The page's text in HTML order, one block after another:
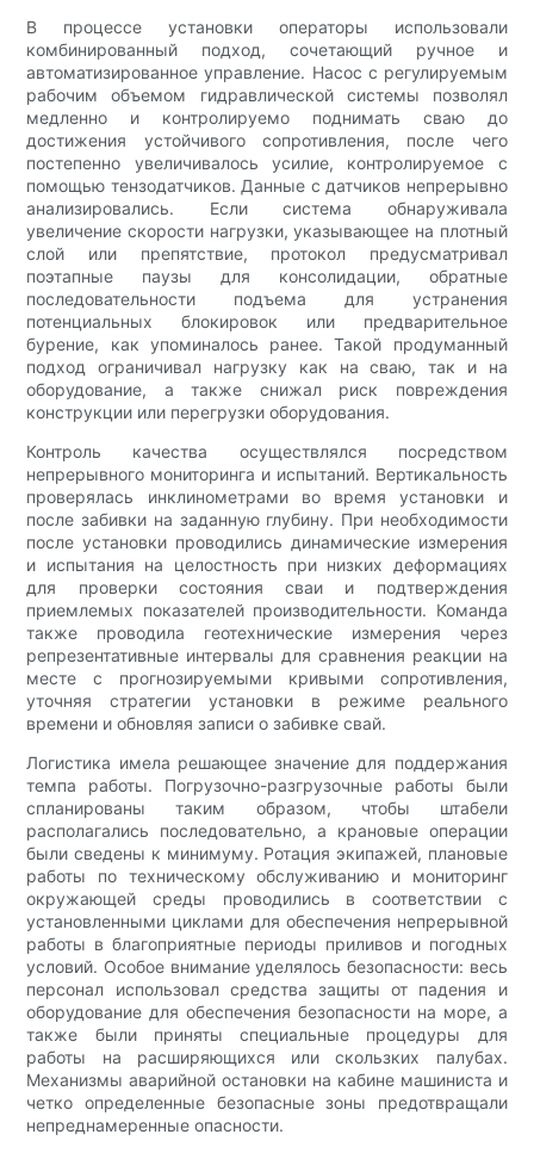
В процессе установки операторы использовали
комбинированный подход, сочетающий ручное и
автоматизированное управление. Насос с регулируемым
рабочим объемом гидравлической системы позволял
медленно и контролируемо поднимать сваю до
достижения устойчивого сопротивления, после чего
постепенно увеличивалось усилие, контролируемое с
помощью тензодатчиков. Данные с датчиков непрерывно
анализировались. Если система обнаруживала
увеличение скорости нагрузки, указывающее на плотный
слой или препятствие, протокол предусматривал
поэтапные паузы для консолидации, обратные
последовательности подъема для устранения
потенциальных блокировок или предварительное
бурение, как упоминалось ранее. Такой продуманный
подход ограничивал нагрузку как на сваю, так и на
оборудование, а также снижал риск повреждения
конструкции или перегрузки оборудования.
Контроль качества осуществлялся посредством
непрерывного мониторинга и испытаний. Вертикальность
проверялась инклинометрами во время установки и
после забивки на заданную глубину. При необходимости
после установки проводились динамические измерения
и испытания на целостность при низких деформациях
для проверки состояния сваи и подтверждения
приемлемых показателей производительности. Команда
также проводила геотехнические измерения через
репрезентативные интервалы для сравнения реакции на
месте с прогнозируемыми кривыми сопротивления,
уточняя стратегии установки в режиме реального
времени и обновляя записи о забивке свай.
Логистика имела решающее значение для поддержания
темпа работы. Погрузочно-разгрузочные работы были
спланированы таким образом, чтобы штабели
располагались последовательно, а крановые операции
были сведены к минимуму. Ротация экипажей, плановые
работы по техническому обслуживанию и мониторинг
окружающей среды проводились в соответствии с
установленными циклами для обеспечения непрерывной
работы в благоприятные периоды приливов и погодных
условий. Особое внимание уделялось безопасности: весь
персонал использовал средства защиты от падения и
оборудование для обеспечения безопасности на море, а
также были приняты специальные процедуры для
работы на расширяющихся или скользких палубах.
Механизмы аварийной остановки на кабине машиниста и
четко определенные безопасные зоны предотвращали
непреднамеренные опасности.